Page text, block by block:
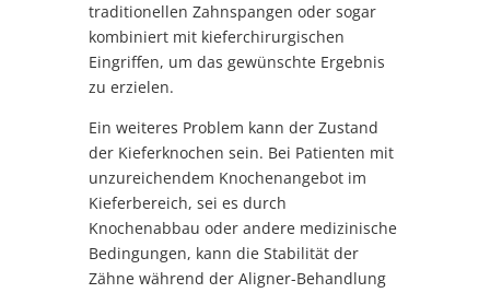
traditionellen Zahnspangen oder sogar
kombiniert mit kieferchirurgischen
Eingriffen, um das gewünschte Ergebnis
zu erzielen.
Ein weiteres Problem kann der Zustand
der Kieferknochen sein. Bei Patienten mit
unzureichendem Knochenangebot im
Kieferbereich, sei es durch
Knochenabbau oder andere medizinische
Bedingungen, kann die Stabilität der
Zähne während der Aligner-Behandlung